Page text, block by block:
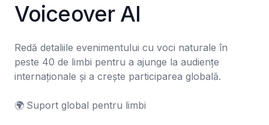
Voiceover AI
Redă detaliile evenimentului cu voci naturale în
peste 40 de limbi pentru a ajunge la audiențe
internaționale și a crește participarea globală.
🌍	Suport global pentru limbi